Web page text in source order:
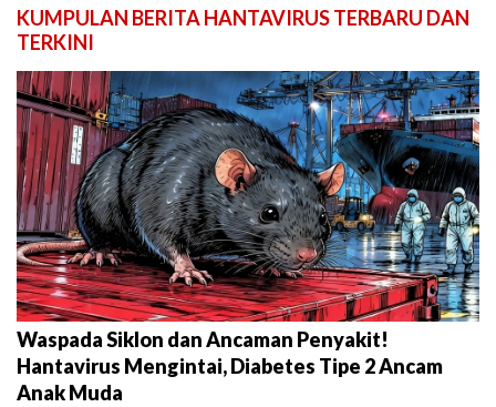
KUMPULAN BERITA HANTAVIRUS TERBARU DAN
TERKINI
Waspada Siklon dan Ancaman Penyakit!
Hantavirus Mengintai, Diabetes Tipe 2 Ancam
Anak Muda